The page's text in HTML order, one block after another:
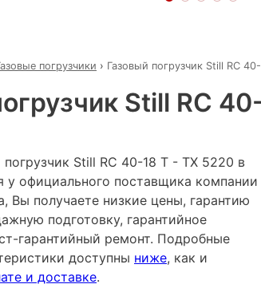
погрузчики › Газовый погрузчик Still RC
Still RC
Still RC 40-18 T - TX 5220 в
у официального поставщика компании
Вы получаете низкие цены, гарантию
подготовку, гарантийное
гарантийный ремонт. Подробные
доступны ниже, как и
и доставке.